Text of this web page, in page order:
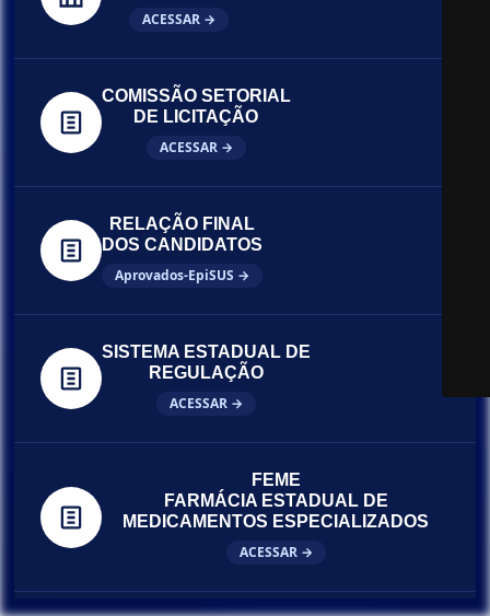
ACESSAR →
COMISSÃO SETORIAL
DE LICITAÇÃO
ACESSAR →
RELAÇÃO FINAL
DOS CANDIDATOS
Aprovados-EpiSUS →
SISTEMA ESTADUAL DE
REGULAÇÃO
ACESSAR →
FEME
FARMÁCIA ESTADUAL DE
MEDICAMENTOS ESPECIALIZADOS
ACESSAR →